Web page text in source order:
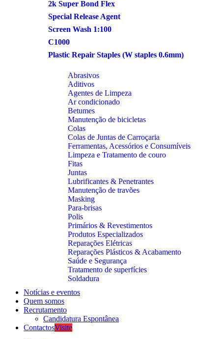
2k Super Bond Flex
Special Release Agent
Screen Wash 1:100
C1000
Plastic Repair Staples (W staples 0.6mm)
Abrasivos
Aditivos
Agentes de Limpeza
Ar condicionado
Betumes
Manutenção de bicicletas
Colas
Colas de Juntas de Carroçaria
Ferramentas, Acessórios e Consumíveis
Limpeza e Tratamento de couro
Fitas
Juntas
Lubrificantes & Penetrantes
Manutenção de travões
Masking
Para-brisas
Polis
Primários & Revestimentos
Produtos Especializados
Reparações Elétricas
Reparações Plásticos & Acabamento
Saúde e Segurança
Tratamento de superfícies
Soldadura
Notícias e eventos
Quem somos
Recrutamento
Candidatura Espontânea
ContactosVisite